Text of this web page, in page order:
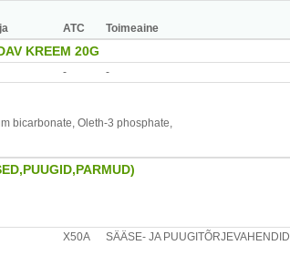
ATC Toimeaine
KREEM 20G
- -
bicarbonate, Oleth-3 phosphate,
või nõelamise
X50A SÄÄSE- JA PUUGITÕRJEVAHENDID